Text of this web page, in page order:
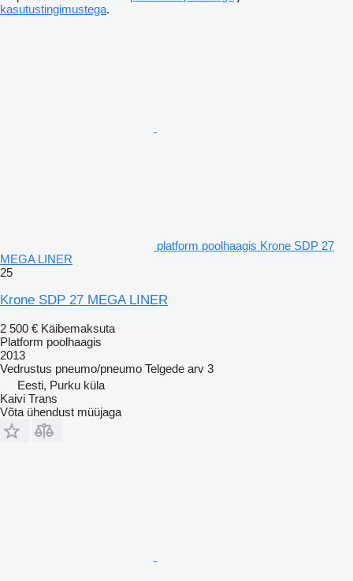
kasutustingimustega.
platform poolhaagis Krone SDP 27
MEGA LINER
25
Krone SDP 27 MEGA LINER
2 500 € Käibemaksuta
Platform poolhaagis
2013
Vedrustus pneumo/pneumo Telgede arv 3
Eesti, Purku küla
Kaivi Trans
Võta ühendust müüjaga